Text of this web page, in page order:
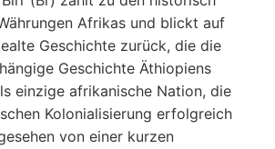
Afrikas und blickt auf
Geschichte zurück, die die
Geschichte Äthiopiens
einzige afrikanische Nation, die
Kolonialisierung erfolgreich
von einer kurzen